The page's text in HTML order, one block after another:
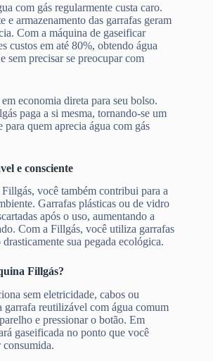
com gás regularmente custa caro.
e armazenamento das garrafas geram
Com a máquina de gaseificar
custos em até 80%, obtendo água
sem precisar se preocupar com
economia direta para seu bolso.
paga a si mesma, tornando-se um
quem aprecia água com gás
e consciente
você também contribui para a
Garrafas plásticas ou de vidro
após o uso, aumentando a
Com a Fillgás, você utiliza garrafas
sua pegada ecológica.
Fillgás?
sem eletricidade, cabos ou
garrafa reutilizável com água comum
e pressionar o botão. Em
gaseificada no ponto que você
consumida.